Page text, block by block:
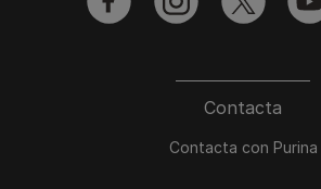
Contacta
Contacta con Purina
facebookinstagramtwitter